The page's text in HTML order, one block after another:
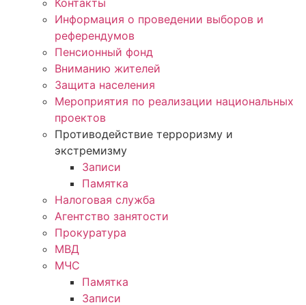
Информация о проведении выборов и
референдумов
Пенсионный фонд
Вниманию жителей
Защита населения
Мероприятия по реализации национальных
проектов
Противодействие терроризму и
экстремизму
Записи
Памятка
Налоговая служба
Агентство занятости
Прокуратура
МВД
МЧС
Памятка
Записи